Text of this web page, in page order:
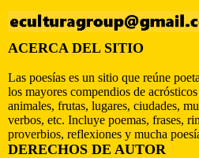
ACERCA DEL SITIO
Las poesías es un sitio que reúne
los mayores compendios de
animales, frutas, lugares, ciudades,
verbos, etc. Incluye poemas, frases,
proverbios, reflexiones y mucha
DERECHOS DE AUTOR